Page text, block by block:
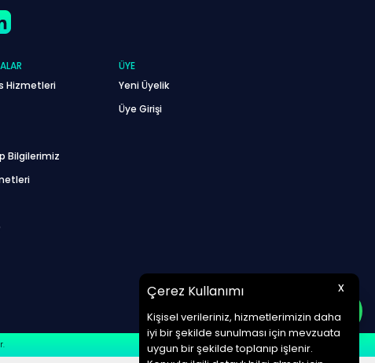
Çerez Kullanımı x
Kişisel verileriniz, hizmetlerimizin daha
iyi bir şekilde sunulması için mevzuata
uygun bir şekilde toplanıp işlenir.
Hizmetleri
Bilgilerimiz
ÜYE
Yeni Üyelik
Üye Girişi